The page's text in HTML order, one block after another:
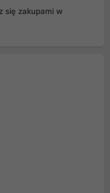
się zakupami w